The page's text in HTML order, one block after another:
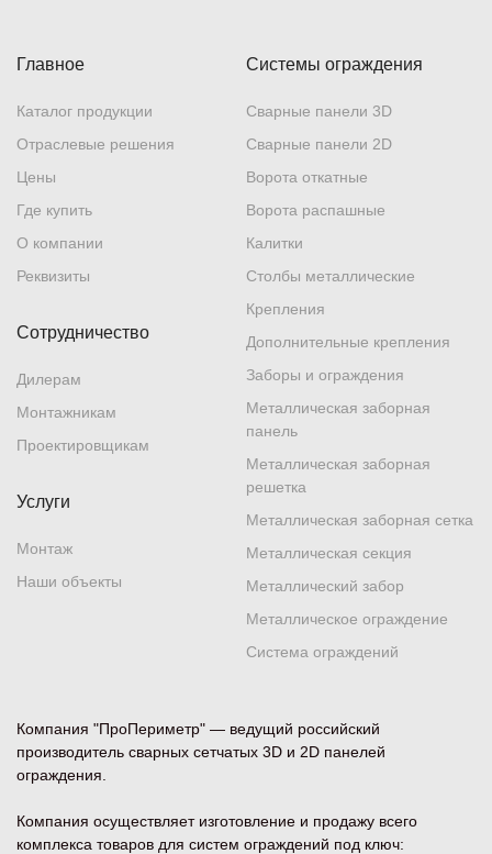
Компания "ПроПериметр" — ведущий российский
производитель сварных сетчатых 3D и 2D панелей
ограждения.
Компания осуществляет изготовление и продажу всего
комплекса товаров для систем ограждений под ключ:
Главное
Каталог продукции
Отраслевые решения
Цены
Где купить
О компании
Реквизиты
Системы ограждения
Сварные панели 3D
Сварные панели 2D
Ворота откатные
Ворота распашные
Калитки
Столбы металлические
Крепления
Дополнительные крепления
Заборы и ограждения
Металлическая заборная
панель
Металлическая заборная
решетка
Металлическая заборная сетка
Металлическая секция
Металлический забор
Металлическое ограждение
Система ограждений
Сотрудничество
Дилерам
Монтажникам
Проектировщикам
Услуги
Монтаж
Наши объекты